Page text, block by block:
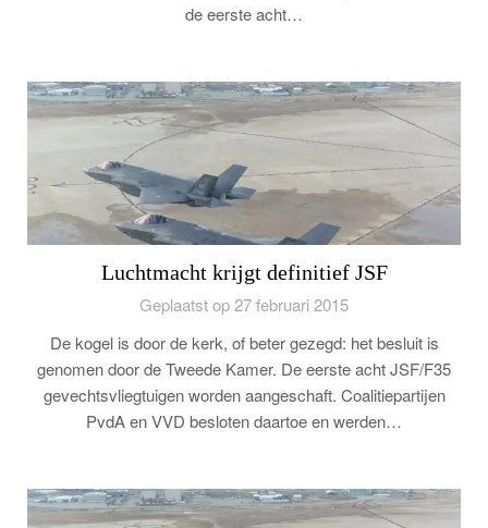
de eerste acht…
Luchtmacht krijgt definitief JSF
Geplaatst op 27 februari 2015
De kogel is door de kerk, of beter gezegd: het besluit is
genomen door de Tweede Kamer. De eerste acht JSF/F35
gevechtsvliegtuigen worden aangeschaft. Coalitiepartijen
PvdA en VVD besloten daartoe en werden…